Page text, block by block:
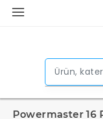
Powermaster 16